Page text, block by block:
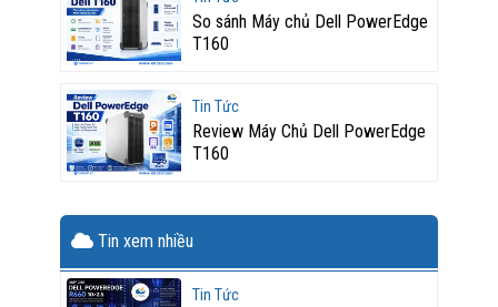
So sánh Máy chủ Dell PowerEdge
T160
Tin Tức
Review Máy Chủ Dell PowerEdge
T160
Tin xem nhiều
Tin Tức